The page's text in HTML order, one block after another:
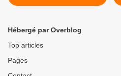
Hébergé par Overblog
Top articles
Pages